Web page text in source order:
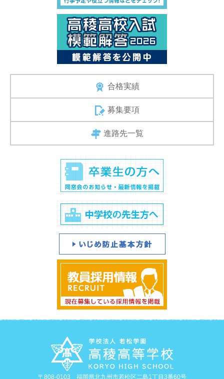
合格実績
募集要項
進路先一覧
〒808-0103 福岡県北九州市若松区二島1丁目3番60号